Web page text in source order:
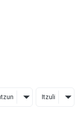
Itzuli